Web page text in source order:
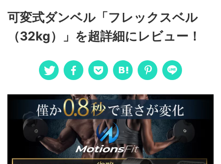
可変式ダンベル「フレックスベル
（32kg）」を超詳細にレビュー！